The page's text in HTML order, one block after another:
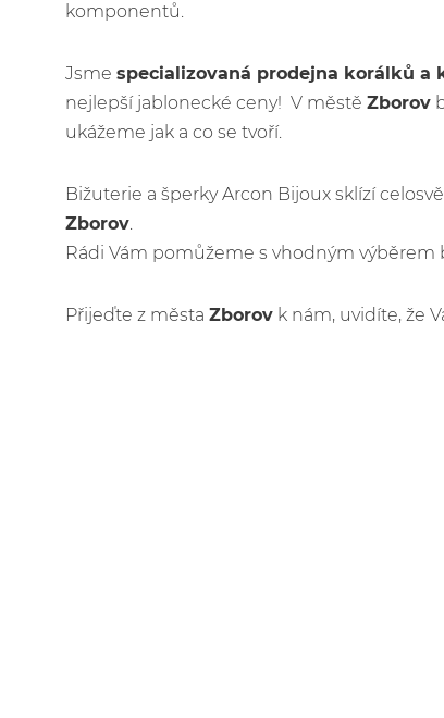
komponentů.
Jsme specializovaná prodejna korálků a
nejlepší jablonecké ceny! V městě Zborov
ukážeme jak a co se tvoří.
Bižuterie a šperky Arcon Bijoux sklízí
Zborov.
Rádi Vám pomůžeme s vhodným
Přijeďte z města Zborov k nám, uvidíte, že